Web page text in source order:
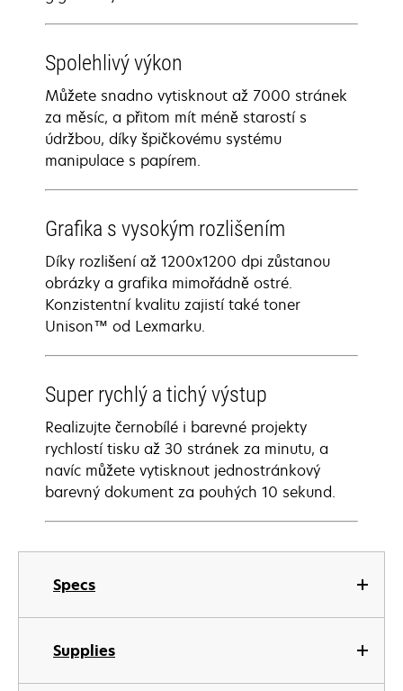
Specs
Supplies
Spolehlivý výkon
Můžete snadno vytisknout až 7000 stránek
za měsíc, a přitom mít méně starostí s
údržbou, díky špičkovému systému
manipulace s papírem.
Grafika s vysokým rozlišením
Díky rozlišení až 1200x1200 dpi zůstanou
obrázky a grafika mimořádně ostré.
Konzistentní kvalitu zajistí také toner
Unison™ od Lexmarku.
Super rychlý a tichý výstup
Realizujte černobílé i barevné projekty
rychlostí tisku až 30 stránek za minutu, a
navíc můžete vytisknout jednostránkový
barevný dokument za pouhých 10 sekund.